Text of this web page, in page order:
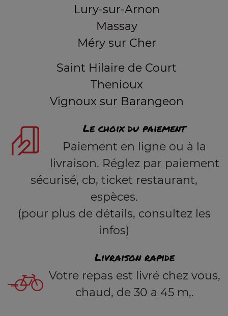
Lury-sur-Arnon
Massay
Méry sur Cher
Saint Hilaire de Court
Thenioux
Vignoux sur Barangeon
Le choix du paiement
Paiement en ligne ou à la
livraison. Réglez par paiement
sécurisé, cb, ticket restaurant,
espèces.
(pour plus de détails, consultez les
infos)
Livraison rapide
Votre repas est livré chez vous,
chaud, de 30 a 45 m,.